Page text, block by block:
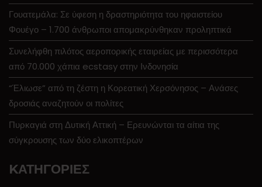
Γουατεμάλα: Σε ύφεση η δραστηριότητα του ηφαιστείου
Φουέγο – 1.700 άνθρωποι απομακρύνθηκαν προληπτικά
Συνελήφθη πιλότος αεροπορικής εταιρείας με περισσότερα
από 70.000 χάπια ecstasy στην Ινδονησία
“Έλιωσε” από τη ζέστη η Κορεατική Χερσόνησος – Ανάσες
δροσιάς αναζητούν οι πολίτες
Πυρκαγιά στη Δυτική Αττική – Ερευνώνται τα αίτια της
σύγκρουσης των δύο ελικοπτέρων
KΑΤΗΓΟΡΊΕΣ